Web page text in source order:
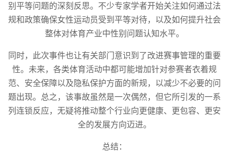
别平等问题的深刻反思。不少专家学者开始关注如何通过法
规和政策确保女性运动员受到平等对待，以及如何提升社会
整体对体育产业中性别问题认知水平。
同时，此次事件也让有关部门意识到了改进赛事管理的重要
性。未来，各类体育活动中都可能增加针对参赛者衣着规
范、安全保障以及隐私保护方面的新规，以减少不必要的问
题出现。总之，该事故虽然是一次偶然，但它所引发的一系
列连锁反应，无疑将推动整个行业向更健康、更包容、更安
全的发展方向迈进。
总结：